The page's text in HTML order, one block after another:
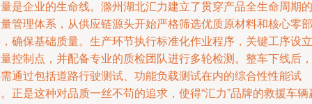
是企业的生命线。滁州湖北汇力建立了贯穿产品全生命周期的
管理体系，从供应链源头开始严格筛选优质原材料和核心零部
确保基础质量。生产环节执行标准化作业程序，关键工序设立
控制点，并配备专业的质检团队进行多轮检测。整车下线后，
通过包括道路行驶测试、功能负载测试在内的综合性性能试
正是这种对品质一丝不苟的追求，使得“汇力”品牌的救援车辆